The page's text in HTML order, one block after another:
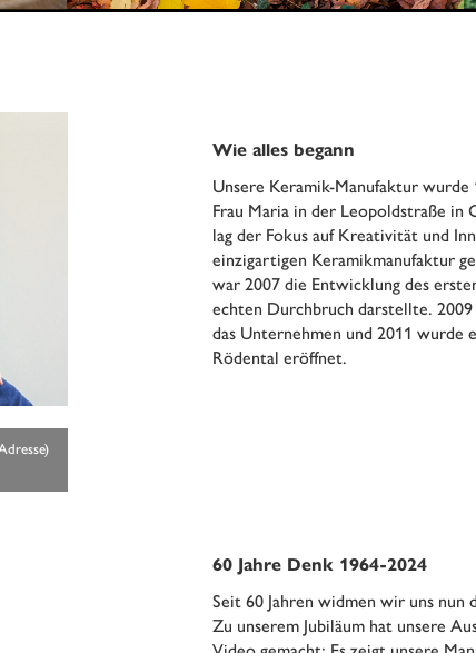
Wie alles begann
Unsere Keramik-Manufaktur
Frau Maria in der Leopoldstraße in
lag der Fokus auf Kreativität und
einzigartigen Keramikmanufaktur
war 2007 die Entwicklung des
echten Durchbruch darstellte.
das Unternehmen und 2011
Rödental eröffnet.
60 Jahre Denk 1964-2024
Seit 60 Jahren widmen wir uns
Zu unserem Jubiläum hat unsere